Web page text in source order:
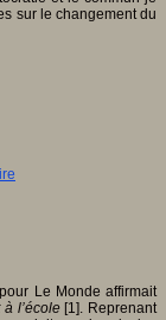
sur le changement du
Le Monde affirmait
l’école [1]. Reprenant